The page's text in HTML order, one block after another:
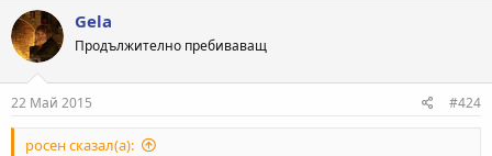
Gela
Продължително пребиваващ
22 Май 2015 #424
росен сказал(а):